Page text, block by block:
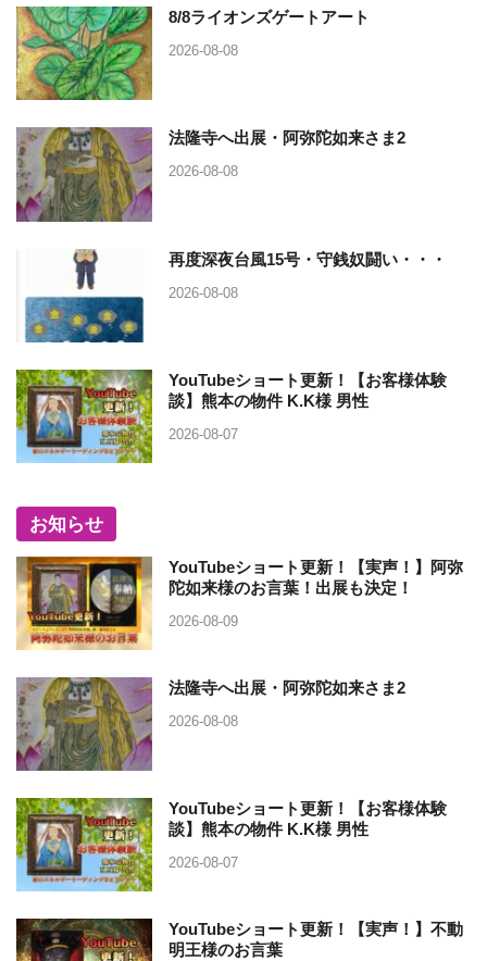
8/8ライオンズゲートアート
2026-08-08
法隆寺へ出展・阿弥陀如来さま2
2026-08-08
再度深夜台風15号・守銭奴闘い・・・
2026-08-08
YouTubeショート更新！【お客様体験
談】熊本の物件 K.K様 男性
2026-08-07
お知らせ
YouTubeショート更新！【実声！】阿弥
陀如来様のお言葉！出展も決定！
2026-08-09
法隆寺へ出展・阿弥陀如来さま2
2026-08-08
YouTubeショート更新！【お客様体験
談】熊本の物件 K.K様 男性
2026-08-07
YouTubeショート更新！【実声！】不動
明王様のお言葉